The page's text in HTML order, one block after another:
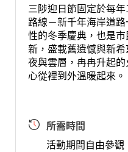
三陟迎日節固定於每
路線－新千年海岸道
性的冬季慶典，也是
新，盛載舊遺憾與新
夜與雲層，冉冉升起
心從裡到外溫暖起來。
所需時間
活動期間自由參觀